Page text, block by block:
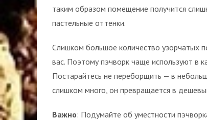
таким образом помещение получится
пастельные оттенки.
Слишком большое количество узорчатых
вас. Поэтому пэчворк чаще используют в
Постарайтесь не переборщить — в
слишком много, он превращается в
Важно: Подумайте об уместности